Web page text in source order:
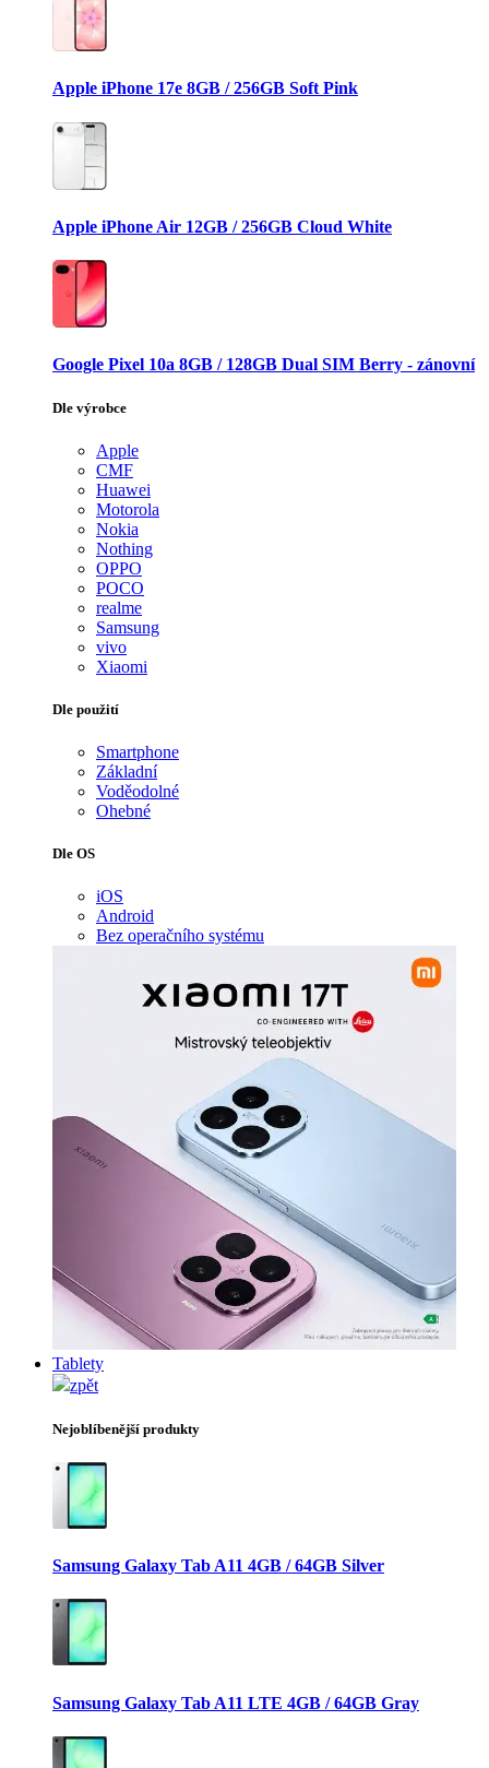
Apple iPhone 17e 8GB / 256GB Soft Pink
Apple iPhone Air 12GB / 256GB Cloud White
Google Pixel 10a 8GB / 128GB Dual SIM Berry - zánovní
Dle výrobce
Apple
CMF
Huawei
Motorola
Nokia
Nothing
OPPO
POCO
realme
Samsung
vivo
Xiaomi
Dle použití
Smartphone
Základní
Voděodolné
Ohebné
Dle OS
iOS
Android
Bez operačního systému
Tablety
zpět
Nejoblíbenější produkty
Samsung Galaxy Tab A11 4GB / 64GB Silver
Samsung Galaxy Tab A11 LTE 4GB / 64GB Gray